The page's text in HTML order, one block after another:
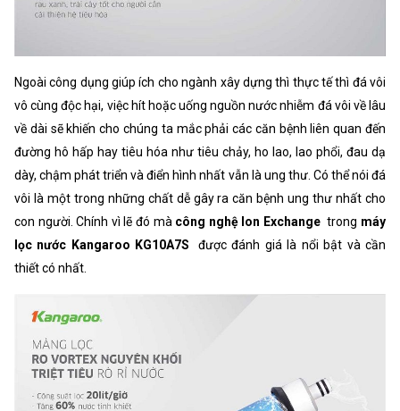
Ngoài công dụng giúp ích cho ngành xây dựng thì thực tế thì đá vôi
vô cùng độc hại, việc hít hoặc uống nguồn nước nhiễm đá vôi về lâu
về dài sẽ khiến cho chúng ta mắc phải các căn bệnh liên quan đến
đường hô hấp hay tiêu hóa như tiêu chảy, ho lao, lao phổi, đau dạ
dày, chậm phát triển và điển hình nhất vẫn là ung thư. Có thể nói đá
vôi là một trong những chất dễ gây ra căn bệnh ung thư nhất cho
con người. Chính vì lẽ đó mà công nghệ Ion Exchange trong máy
lọc nước Kangaroo KG10A7S
được đánh giá là nổi bật và cần
thiết có nhất.